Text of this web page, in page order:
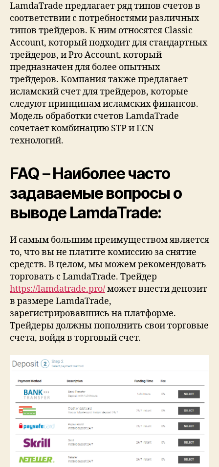
LamdaTrade предлагает ряд типов счетов в
соответствии с потребностями различных
типов трейдеров. К ним относятся Classic
Account, который подходит для стандартных
трейдеров, и Pro Account, который
предназначен для более опытных
трейдеров. Компания также предлагает
исламский счет для трейдеров, которые
следуют принципам исламских финансов.
Модель обработки счетов LamdaTrade
сочетает комбинацию STP и ECN
технологий.
FAQ – Наиболее часто
задаваемые вопросы о
выводе LamdaTrade:
И самым большим преимуществом является
то, что вы не платите комиссию за снятие
средств. В целом, мы можем рекомендовать
торговать с LamdaTrade. Трейдер
https://lamdatrade.pro/может внести депозит
в размере LamdaTrade,
зарегистрировавшись на платформе.
Трейдеры должны пополнить свои торговые
счета, войдя в торговый счет.